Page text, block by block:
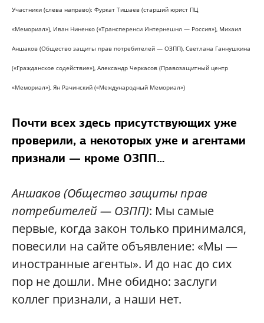
Участники (слева направо): Фуркат Тишаев (старший юрист ПЦ
«Мемориал»), Иван Ниненко («Трансперенси Интернешнл — Россия»), Михаил
Аншаков (Общество защиты прав потребителей — ОЗПП), Светлана Ганнушкина
(«Гражданское содействие»), Александр Черкасов (Правозащитный центр
«Мемориал»), Ян Рачинский («Международный Мемориал»)
Почти всех здесь присутствующих уже
проверили, а некоторых уже и агентами
признали — кроме ОЗПП…
Аншаков(Общество защиты прав
потребителей — ОЗПП): Мы самые
первые, когда закон только принимался,
повесили на сайте объявление: «Мы —
иностранные агенты». И до нас до сих
пор не дошли. Мне обидно: заслуги
коллег признали, а наши нет.